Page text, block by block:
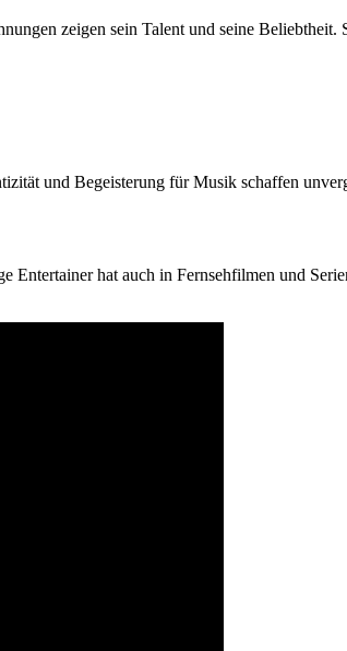
zeigen sein Talent und seine
und Begeisterung für Musik schaffen
Entertainer hat auch in Fernsehfilmen und